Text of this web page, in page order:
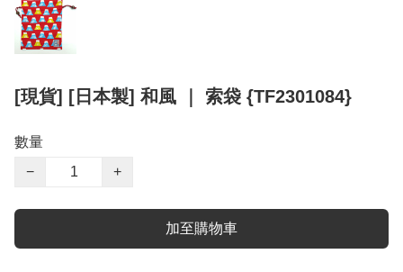
[現貨] [日本製] 和風 ｜ 索袋 {TF2301084}
數量
−
+
加至購物車